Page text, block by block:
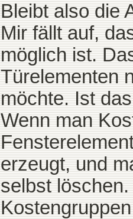
Bleibt also die
Mir fällt auf,
möglich ist.
Türelementen
möchte. Ist
Wenn man
erzeugt, und
selbst